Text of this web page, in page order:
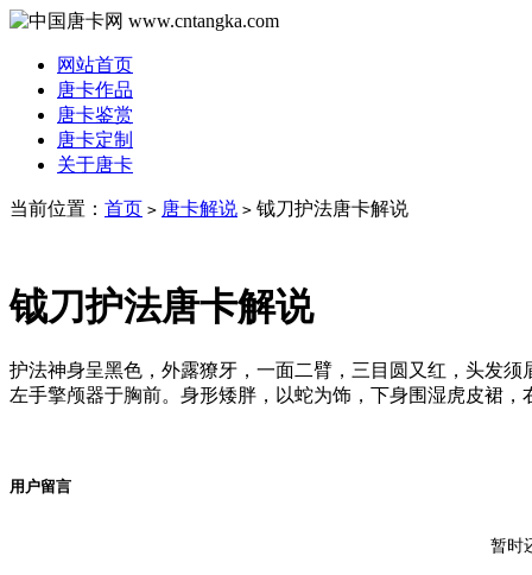
网站首页
唐卡作品
唐卡鉴赏
唐卡定制
关于唐卡
当前位置： 首页 > 唐卡解说 > 钺刀护法唐卡解说
钺刀护法唐卡解说
护法神身呈黑色，外露獠牙，一面二臂，三目圆又红，头发
左手擎颅器于胸前。身形矮胖，以蛇为饰，下身围湿虎皮裙
用户留言
暂时